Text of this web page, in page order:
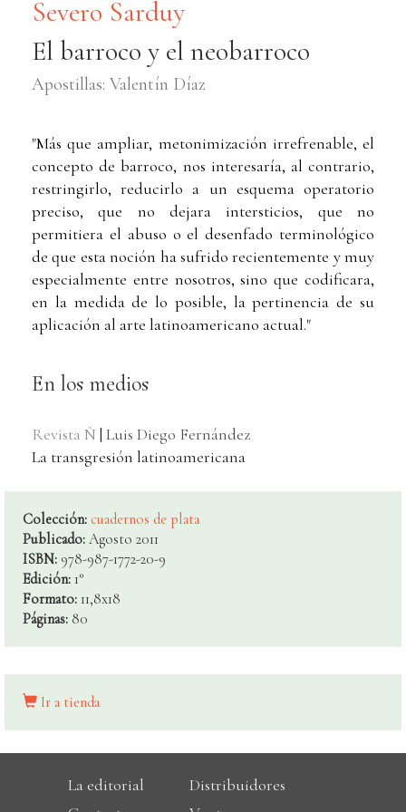
Severo Sarduy
El barroco y el neobarroco
Apostillas: Valentín Díaz
"Más que ampliar, metonimización irrefrenable, el
concepto de barroco, nos interesaría, al contrario,
restringirlo, reducirlo a un esquema operatorio
preciso, que no dejara intersticios, que no
permitiera el abuso o el desenfado terminológico
de que esta noción ha sufrido recientemente y muy
especialmente entre nosotros, sino que codificara,
en la medida de lo posible, la pertinencia de su
aplicación al arte latinoamericano actual."
En los medios
Revista Ñ | Luis Diego Fernández
La transgresión latinoamericana
Colección: cuadernos de plata
Publicado: Agosto 2011
ISBN: 978-987-1772-20-9
Edición: 1°
Formato: 11,8x18
Páginas: 80
Ir a tienda
La editorial
Distribuidores